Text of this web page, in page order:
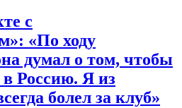
с
«По ходу
думал о том, чтобы
в Россию. Я из
болел за клуб»